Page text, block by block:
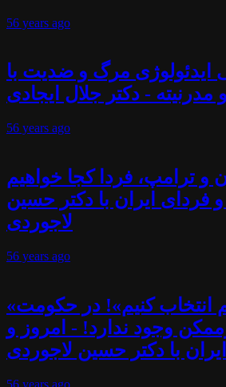
56 years ago
ایدئولوژی مرگ و ضدیت با
مدرنیته - دکتر جلال ایجادی
56 years ago
و ترامپ، فردا کجا خواهیم
فردای ایران با دکتر حسین
لاجوردی
56 years ago
«هر دو را با هم انتخاب کنیم»! در حکومت
وجود ندارد! - امروز و
با دکتر حسین لاجوردی
56 years ago